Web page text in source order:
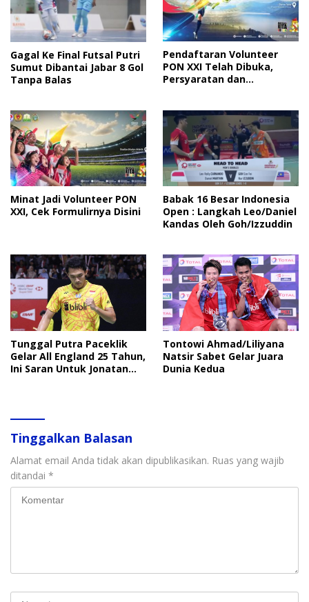
Gagal Ke Final Futsal Putri
Sumut Dibantai Jabar 8 Gol
Tanpa Balas
Pendaftaran Volunteer
PON XXI Telah Dibuka,
Persyaratan dan
Minat Jadi Volunteer PON
XXI, Cek Formulirnya Disini
Babak 16 Besar Indonesia
Open : Langkah Leo/Daniel
Kandas Oleh Goh/Izzuddin
Tunggal Putra Paceklik
Gelar All England 25 Tahun,
Ini Saran Untuk Jonatan
Tontowi Ahmad/Liliyana
Natsir Sabet Gelar Juara
Dunia Kedua
Tinggalkan Balasan
Alamat email Anda tidak akan dipublikasikan. Ruas yang wajib
ditandai *